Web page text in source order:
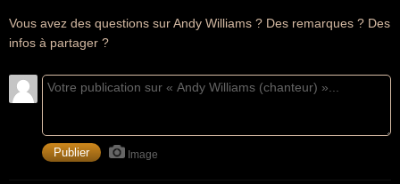
Vous avez des questions sur Andy Williams ? Des remarques ? Des
infos à partager ?
Image